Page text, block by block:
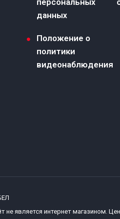
персональных
данных
Положение о
политики
видеонаблюдения
является интернет магазином.